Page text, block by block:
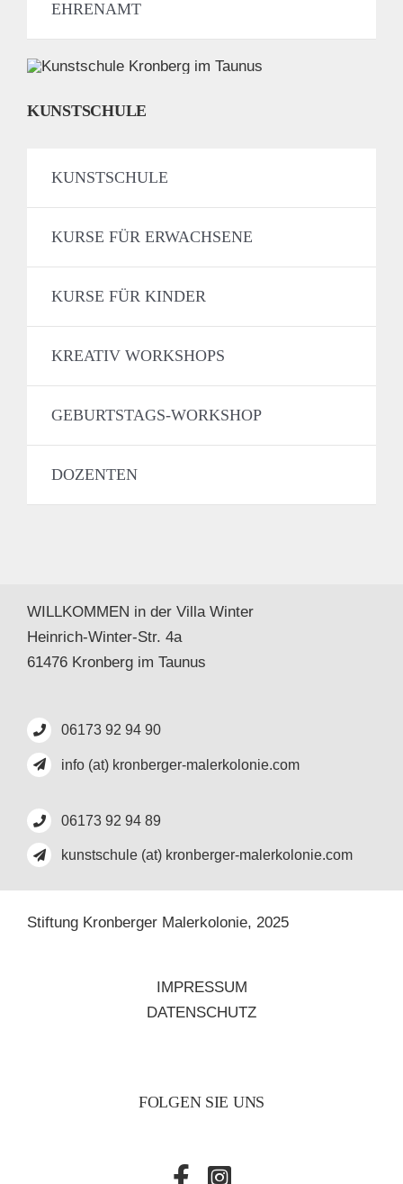
EHRENAMT
KUNSTSCHULE
KUNSTSCHULE
KURSE FÜR ERWACHSENE
KURSE FÜR KINDER
KREATIV WORKSHOPS
GEBURTSTAGS-WORKSHOP
DOZENTEN
WILLKOMMEN in der Villa Winter
Heinrich-Winter-Str. 4a
61476 Kronberg im Taunus
06173 92 94 90
info (at) kronberger-malerkolonie.com
06173 92 94 89
kunstschule (at) kronberger-malerkolonie.com
Stiftung Kronberger Malerkolonie, 2025
IMPRESSUM
DATENSCHUTZ
FOLGEN SIE UNS